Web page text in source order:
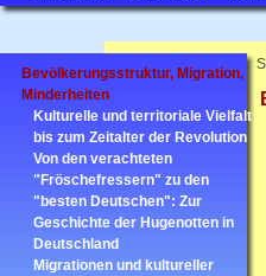
Bevölkerungsstruktur, Migration,
Minderheiten
Kulturelle und territoriale Vielfalt
bis zum Zeitalter der Revolution
Von den verachteten
"Fröschefressern" zu den
"besten Deutschen": Zur
Geschichte der Hugenotten in
Deutschland
Migrationen und kultureller